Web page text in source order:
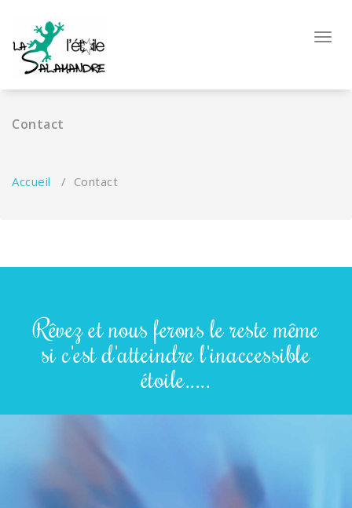
Contact
Accueil / Contact
Rêvez et nous ferons le reste même
si c'est d'atteindre l'inaccessible
étoile.....